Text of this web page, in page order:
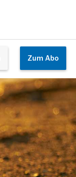
Zum Abo